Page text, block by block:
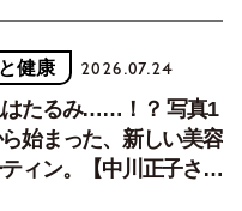
健康 2026.07.24
はたるみ……！？ 写真1
始まった、新しい美容
ィン。【中川正子さん